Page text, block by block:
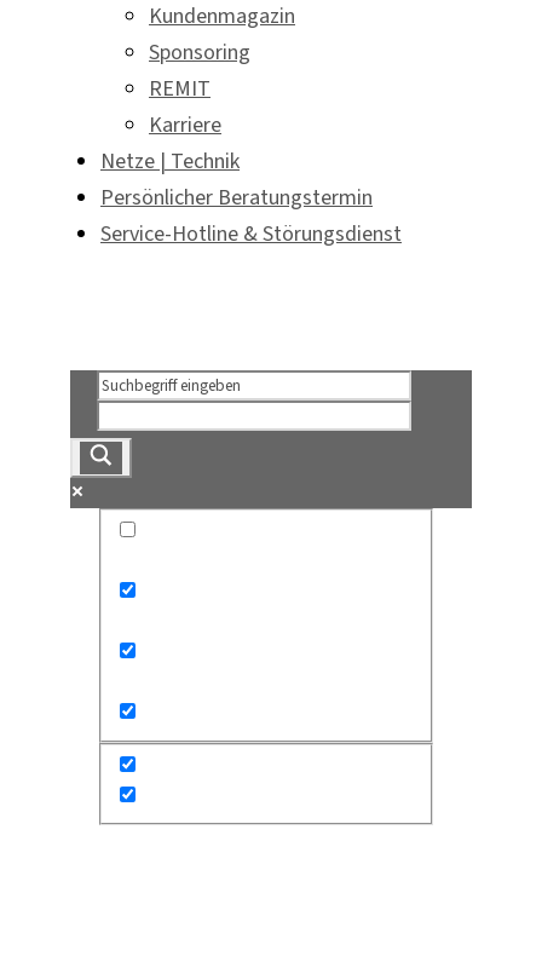
Kundenmagazin
Sponsoring
REMIT
Karriere
Netze | Technik
Persönlicher Beratungstermin
Service-Hotline & Störungsdienst